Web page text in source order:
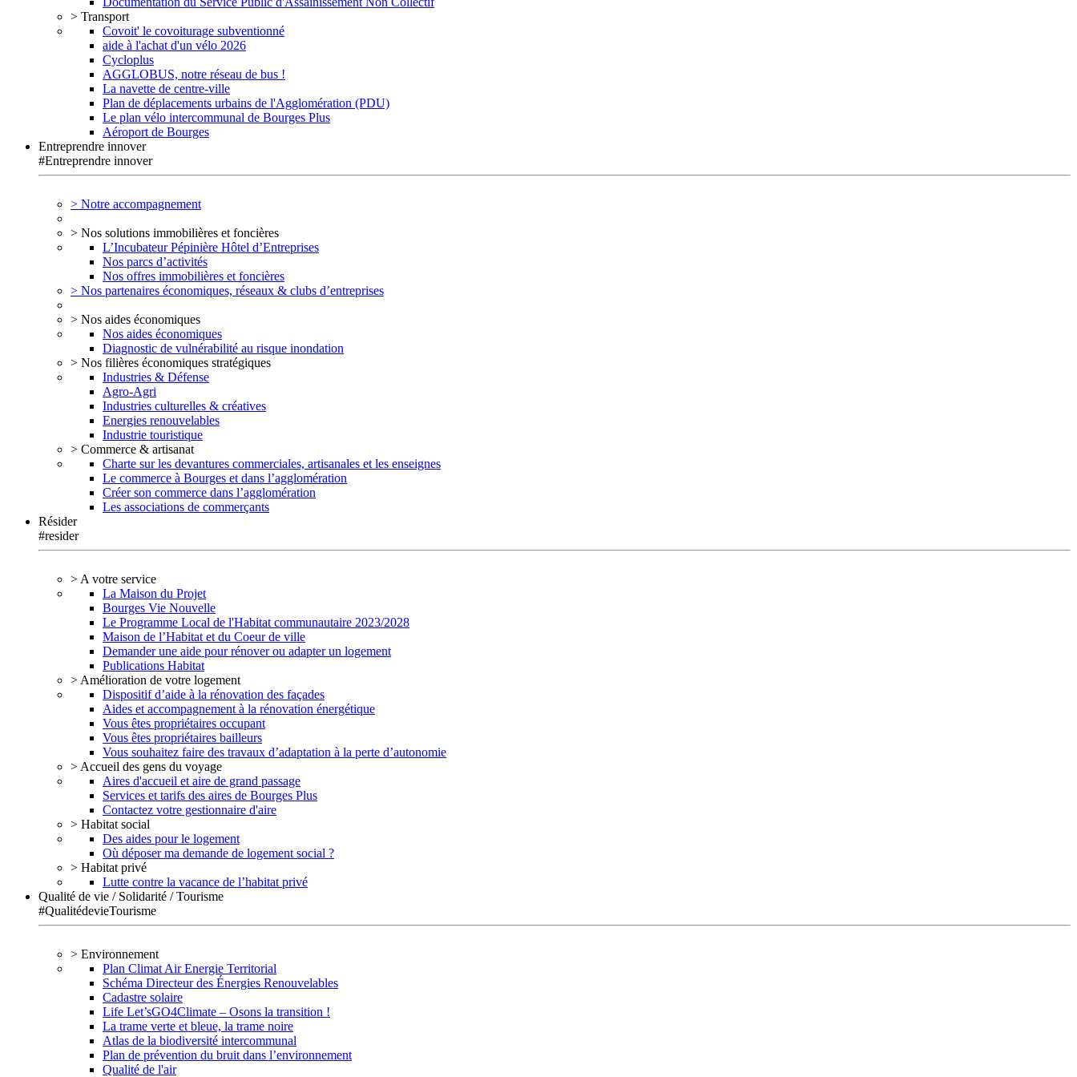
> Transport
Covoit' le covoiturage subventionné
aide à l'achat d'un vélo 2026
Cycloplus
AGGLOBUS, notre réseau de bus !
La navette de centre-ville
Plan de déplacements urbains de l'Agglomération (PDU)
Le plan vélo intercommunal de Bourges Plus
Aéroport de Bourges
Entreprendre innover
#Entreprendre innover
> Notre accompagnement
> Nos solutions immobilières et foncières
L’Incubateur Pépinière Hôtel d’Entreprises
Nos parcs d’activités
Nos offres immobilières et foncières
> Nos partenaires économiques, réseaux & clubs d’entreprises
> Nos aides économiques
Nos aides économiques
Diagnostic de vulnérabilité au risque inondation
> Nos filières économiques stratégiques
Industries & Défense
Agro-Agri
Industries culturelles & créatives
Energies renouvelables
Industrie touristique
> Commerce & artisanat
Charte sur les devantures commerciales, artisanales et les enseignes
Le commerce à Bourges et dans l’agglomération
Créer son commerce dans l’agglomération
Les associations de commerçants
Résider
#resider
> A votre service
La Maison du Projet
Bourges Vie Nouvelle
Le Programme Local de l'Habitat communautaire 2023/2028
Maison de l’Habitat et du Coeur de ville
Demander une aide pour rénover ou adapter un logement
Publications Habitat
> Amélioration de votre logement
Dispositif d’aide à la rénovation des façades
Aides et accompagnement à la rénovation énergétique
Vous êtes propriétaires occupant
Vous êtes propriétaires bailleurs
Vous souhaitez faire des travaux d’adaptation à la perte d’autonomie
> Accueil des gens du voyage
Aires d'accueil et aire de grand passage
Services et tarifs des aires de Bourges Plus
Contactez votre gestionnaire d'aire
> Habitat social
Des aides pour le logement
Où déposer ma demande de logement social ?
> Habitat privé
Lutte contre la vacance de l’habitat privé
Qualité de vie / Solidarité / Tourisme
#QualitédevieTourisme
> Environnement
Plan Climat Air Energie Territorial
Schéma Directeur des Énergies Renouvelables
Cadastre solaire
Life Let’sGO4Climate – Osons la transition !
La trame verte et bleue, la trame noire
Atlas de la biodiversité intercommunal
Plan de prévention du bruit dans l’environnement
Qualité de l'air